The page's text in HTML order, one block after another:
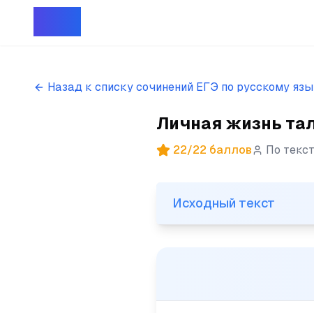
Назад к списку сочинений ЕГЭ по русскому
Личная жизнь
22/22 баллов По
(1)Личная жизнь
Исходный текст